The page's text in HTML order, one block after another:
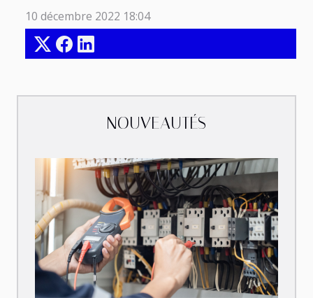
NOUVEAUTÉS
10 décembre 2022 18:04